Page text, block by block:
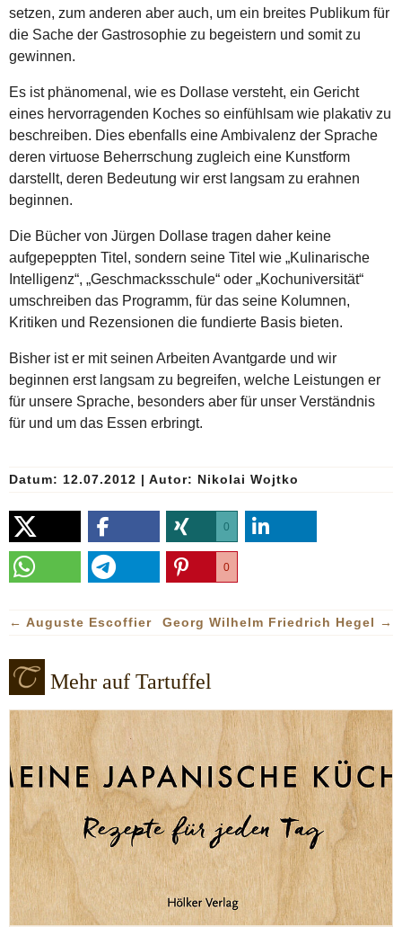
setzen, zum anderen aber auch, um ein breites Publikum für
die Sache der Gastrosophie zu begeistern und somit zu
gewinnen.
Es ist phänomenal, wie es Dollase versteht, ein Gericht
eines hervorragenden Koches so einfühlsam wie plakativ zu
beschreiben. Dies ebenfalls eine Ambivalenz der Sprache
deren virtuose Beherrschung zugleich eine Kunstform
darstellt, deren Bedeutung wir erst langsam zu erahnen
beginnen.
Die Bücher von Jürgen Dollase tragen daher keine
aufgepeppten Titel, sondern seine Titel wie „Kulinarische
Intelligenz“, „Geschmacksschule“ oder „Kochuniversität“
umschreiben das Programm, für das seine Kolumnen,
Kritiken und Rezensionen die fundierte Basis bieten.
Bisher ist er mit seinen Arbeiten Avantgarde und wir
beginnen erst langsam zu begreifen, welche Leistungen er
für unsere Sprache, besonders aber für unser Verständnis
für und um das Essen erbringt.
Datum: 12.07.2012 | Autor: Nikolai Wojtko
0
0
← Auguste Escoffier Georg Wilhelm Friedrich Hegel →
Mehr auf Tartuffel